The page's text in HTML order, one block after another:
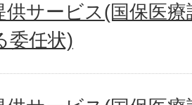
供サービス(国保医
委任状)